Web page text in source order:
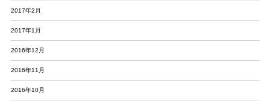
2017年2月
2017年1月
2016年12月
2016年11月
2016年10月